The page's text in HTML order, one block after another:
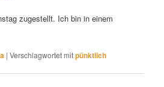
zugestellt. Ich bin in einem
|Verschlagwortet mitpünktlich